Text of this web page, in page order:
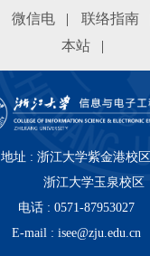
微信电 | 联络指南
本站
|
地址 : 浙江大学紫金港校区
浙江大学玉泉校区
电话 : 0571-87953027
E-mail : isee@zju.edu.cn